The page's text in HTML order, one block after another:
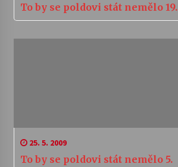
To by se poldovi stát nemělo 19.
25. 5. 2009
To by se poldovi stát nemělo 5.